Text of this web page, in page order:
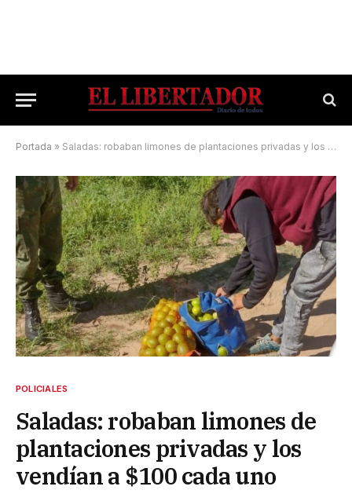
Portada » Saladas: robaban limones de plantaciones privadas y los vendían a $100 cada uno
POLICIALES
Saladas: robaban limones de
plantaciones privadas y los
vendían a $100 cada uno